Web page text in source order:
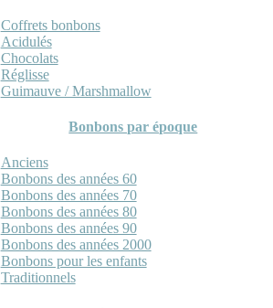
Coffrets bonbons
Acidulés
Chocolats
Réglisse
Guimauve / Marshmallow
Bonbons par époque
Anciens
Bonbons des années 60
Bonbons des années 70
Bonbons des années 80
Bonbons des années 90
Bonbons des années 2000
Bonbons pour les enfants
Traditionnels